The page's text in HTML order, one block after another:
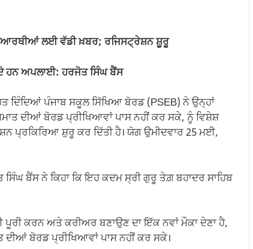
ਲਈ ਵੱਡੀ ਖ਼ਬਰ; ਰਜਿਸਟ੍ਰੇਸ਼ਨ ਸ਼ੂਰੂ
ਹਨ ਅਪਲਾਈ: ਹਰਜੋਤ ਸਿੰਘ ਬੈਂਸ
ਦਿੰਦਿਆਂ ਪੰਜਾਬ ਸਕੂਲ ਸਿੱਖਿਆ ਬੋਰਡ (PSEB) ਨੇ ਉਨ੍ਹਾਂ
ਦੀਆਂ ਬੋਰਡ ਪ੍ਰੀਖਿਆਵਾਂ ਪਾਸ ਨਹੀਂ ਕਰ ਸਕੇ, ਨੂੰ ਵਿਸ਼ੇਸ਼
ਪ੍ਰਕਿਰਿਆ ਸ਼ੁਰੂ ਕਰ ਦਿੱਤੀ ਹੈ। ਯੋਗ ਉਮੀਦਵਾਰ 25 ਮਈ,
ਬੈਂਸ ਨੇ ਕਿਹਾ ਕਿ ਇਹ ਕਦਮ ਸ੍ਰੀ ਗੁਰੂ ਤੇਗ਼ ਬਹਾਦਰ ਸਾਹਿਬ
ਕਰਨ ਅਤੇ ਕਰੀਅਰ ਬਣਾਉਣ ਦਾ ਇੱਕ ਨਵਾਂ ਮੌਕਾ ਦੇਣਾ ਹੈ,
ਬੋਰਡ ਪ੍ਰੀਖਿਆਵਾਂ ਪਾਸ ਨਹੀਂ ਕਰ ਸਕੇ।